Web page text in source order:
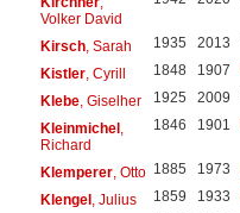
Volker David
Kirsch, Sarah 1935 2013
Kistler, Cyrill 1848 1907
Klebe, Giselher 1925 2009
Kleinmichel,
Richard
1846 1901
Klemperer, Otto 1885 1973
Klengel, Julius 1859 1933